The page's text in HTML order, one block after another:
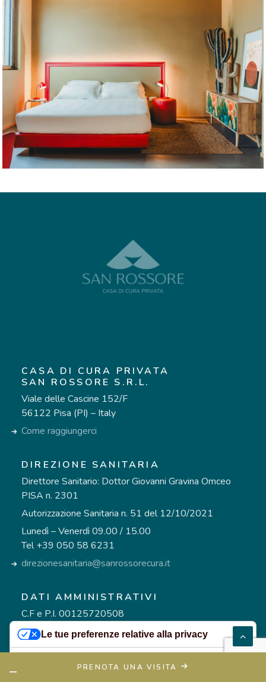
CASA DI CURA PRIVATA
SAN ROSSORE S.R.L.
Viale delle Cascine 152/F
56122 Pisa (PI) – Italy
Come raggiungerci
DIREZIONE SANITARIA
Direttore Sanitario: Dottor Giovanni Gravina Omceo
PISA n. 2301
Autorizzazione Sanitaria n. 51 del 12/10/2021
Lunedì – Venerdì 09.00 / 15.00
Tel +39 050 58 6231
direzionesanitaria@sanrossorecura.it
DATI AMMINISTRATIVI
C.F e P.I. 00125720508
REA n. 48945
Cap.Soc. €209.524,00
PRENOTA UNA VISITA
Le tue preferenze relative alla privacy